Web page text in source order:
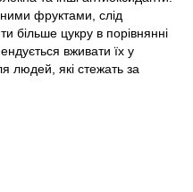
фруктами, слід
більше цукру в порівнянні
вживати їх у
людей, які стежать за